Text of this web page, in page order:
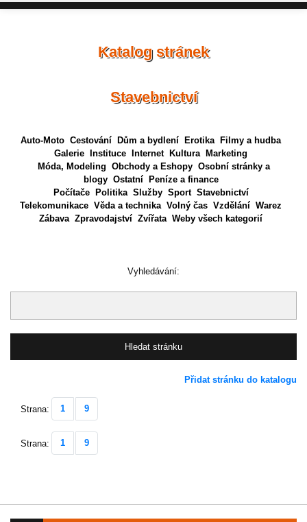
Katalog stránek
Stavebnictví
Auto-Moto Cestování Dům a bydlení Erotika
Filmy a hudba
Galerie
Instituce Internet Kultura
Marketing
Móda, Modeling Obchody a Eshopy Osobní stránky a
blogy Ostatní
Peníze a finance
Počítače
Politika Služby Sport Stavebnictví
Telekomunikace Věda a technika Volný čas Vzdělání Warez
Zábava Zpravodajství Zvířata Weby všech kategorií
Vyhledávání:
Přidat stránku do katalogu
Strana: 1 9
Strana: 1 9